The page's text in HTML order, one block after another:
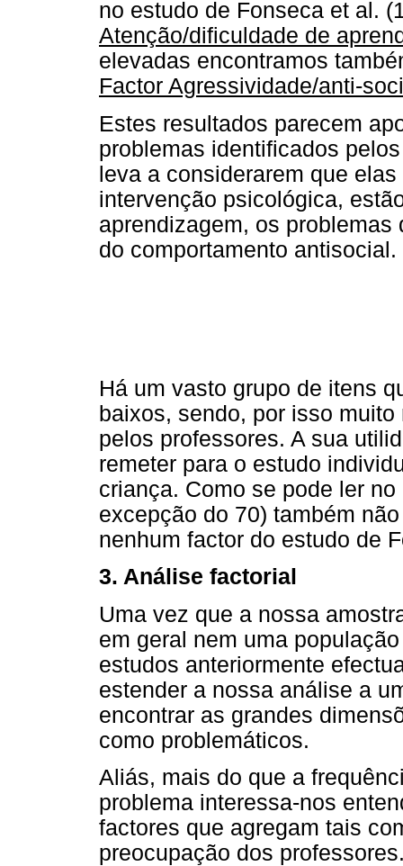
no estudo de Fonseca et al.
Atenção/dificuldade de
elevadas encontramos
Factor Agressividade/anti-
Estes resultados parecem
problemas identificados
leva a considerarem que
intervenção psicológica,
aprendizagem, os
do comportamento antisocial.
Há um vasto grupo de itens
baixos, sendo, por isso
pelos professores. A sua
remeter para o estudo
criança. Como se pode ler
excepção do 70) também
nenhum factor do estudo de
3. Análise factorial
Uma vez que a nossa
em geral nem uma
estudos anteriormente
estender a nossa análise a
encontrar as grandes
como problemáticos.
Aliás, mais do que a
problema interessa-nos
factores que agregam tais
preocupação dos